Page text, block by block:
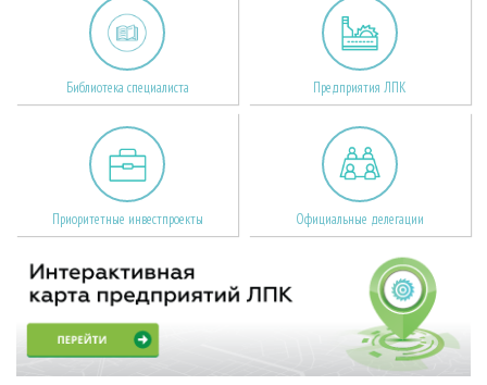
Библиотека специалиста Предприятия ЛПК
Приоритетные инвестпроекты Официальные делегации